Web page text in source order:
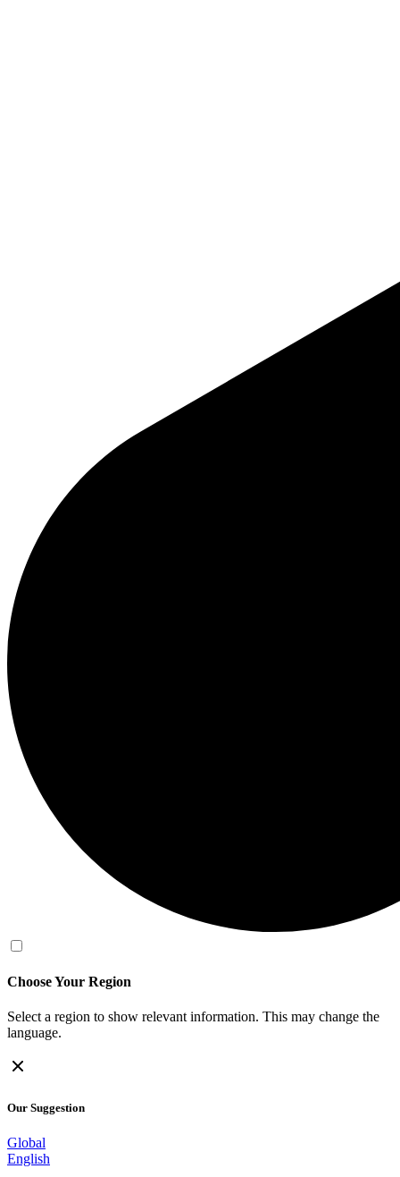
Choose Your Region
Select a region to show relevant information. This may change the
language.
Our Suggestion
Global
English